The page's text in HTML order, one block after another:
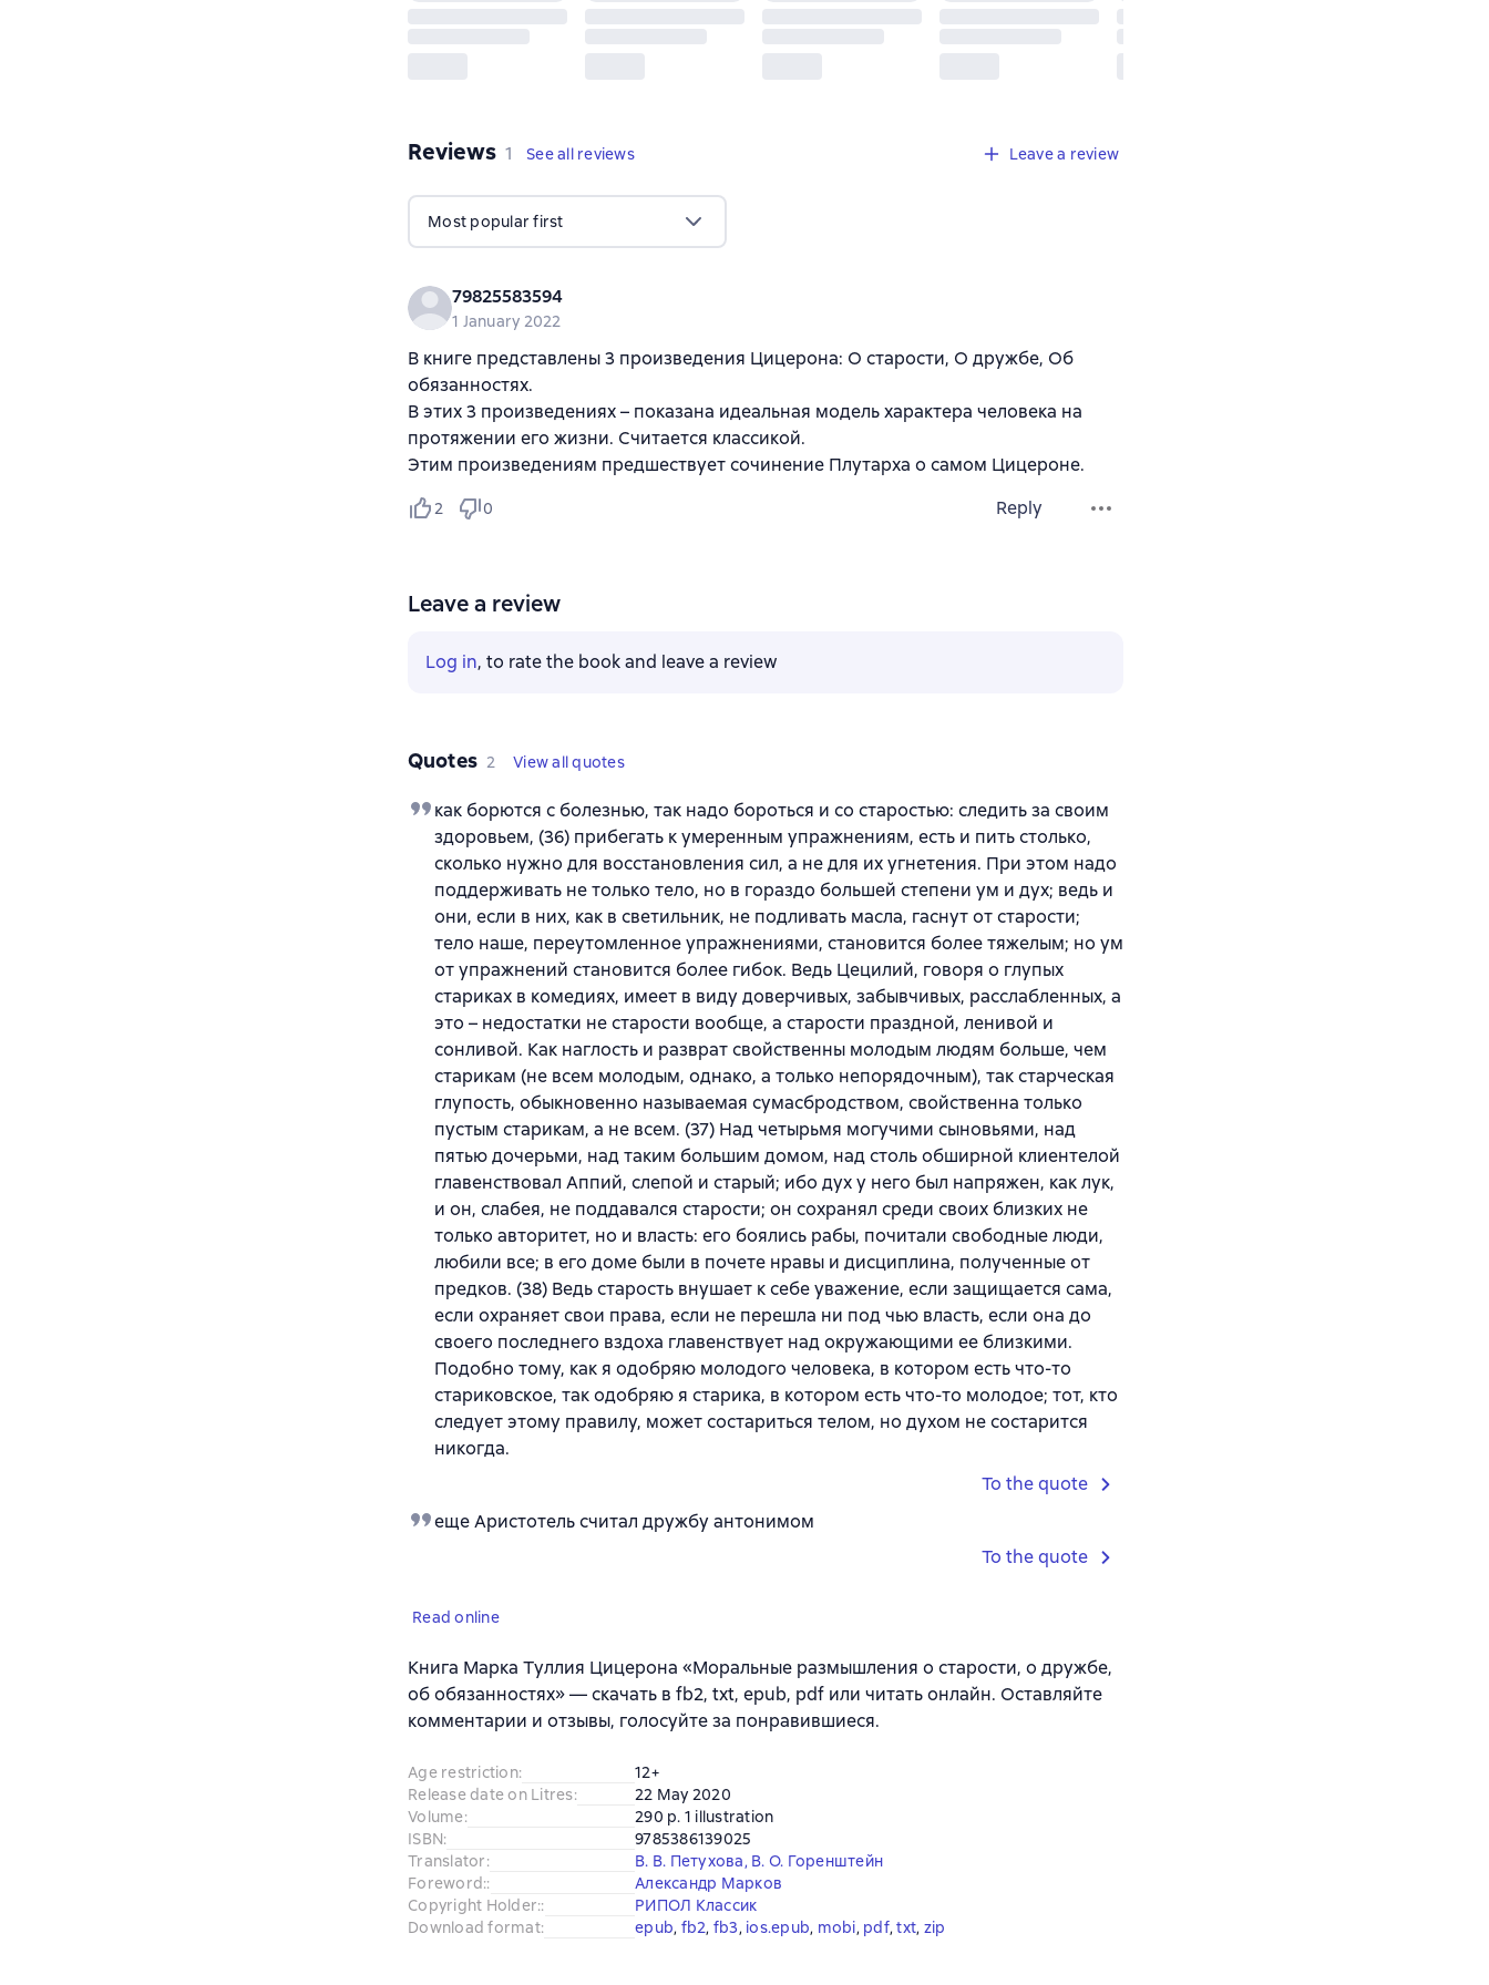
Reviews 1 review
1 See all reviews Leave a review
Most popular first
79825583594
1 January 2022
В книге представлены 3 произведения Цицерона: О старости, О дружбе, Об
обязанностях.
В этих 3 произведениях – показана идеальная модель характера человека на
протяжении его жизни. Считается классикой.
Этим произведениям предшествует сочинение Плутарха о самом Цицероне.
2 0 Reply
Leave a review
Log in, to rate the book and leave a review
Quotes 2 View all quotes
как борются с болезнью, так надо бороться и со старостью: следить за своим
здоровьем, (36) прибегать к умеренным упражнениям, есть и пить столько,
сколько нужно для восстановления сил, а не для их угнетения. При этом надо
поддерживать не только тело, но в гораздо большей степени ум и дух; ведь и
они, если в них, как в светильник, не подливать масла, гаснут от старости;
тело наше, переутомленное упражнениями, становится более тяжелым; но ум
от упражнений становится более гибок. Ведь Цецилий, говоря о глупых
стариках в комедиях, имеет в виду доверчивых, забывчивых, расслабленных, а
это – недостатки не старости вообще, а старости праздной, ленивой и
сонливой. Как наглость и разврат свойственны молодым людям больше, чем
старикам (не всем молодым, однако, а только непорядочным), так старческая
глупость, обыкновенно называемая сумасбродством, свойственна только
пустым старикам, а не всем. (37) Над четырьмя могучими сыновьями, над
пятью дочерьми, над таким большим домом, над столь обширной клиентелой
главенствовал Аппий, слепой и старый; ибо дух у него был напряжен, как лук,
и он, слабея, не поддавался старости; он сохранял среди своих близких не
только авторитет, но и власть: его боялись рабы, почитали свободные люди,
любили все; в его доме были в почете нравы и дисциплина, полученные от
предков. (38) Ведь старость внушает к себе уважение, если защищается сама,
если охраняет свои права, если не перешла ни под чью власть, если она до
своего последнего вздоха главенствует над окружающими ее близкими.
Подобно тому, как я одобряю молодого человека, в котором есть что-то
стариковское, так одобряю я старика, в котором есть что-то молодое; тот, кто
следует этому правилу, может состариться телом, но духом не состарится
никогда.
To the quote
еще Аристотель считал дружбу антонимом
To the quote
Read online
Книга Марка Туллия Цицерона «Моральные размышления о старости, о дружбе,
об обязанностях» — скачать в fb2, txt, epub, pdf или читать онлайн. Оставляйте
комментарии и отзывы, голосуйте за понравившиеся.
Age restriction:
12+
Release date on Litres:
22 May 2020
Volume:
290 p. 1 illustration
ISBN:
9785386139025
Translator: В. В. Петухова, В. О. Горенштейн
Foreword::
Александр Марков
Copyright Holder::
РИПОЛ Классик
Download format: epub, fb2, fb3, ios.epub, mobi, pdf, txt, zip